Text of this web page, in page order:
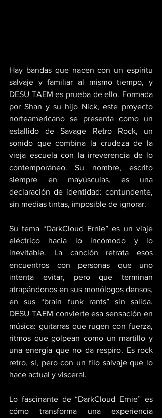
Hay bandas que nacen con un espíritu
salvaje y familiar al mismo tiempo, y
DESU TAEM es prueba de ello. Formada
por Shan y su hijo Nick, este proyecto
norteamericano se presenta como un
estallido de Savage Retro Rock, un
sonido que combina la crudeza de la
vieja escuela con la irreverencia de lo
contemporáneo. Su nombre, escrito
siempre en mayúsculas, es una
declaración de identidad: contundente,
sin medias tintas, imposible de ignorar.
Su tema “DarkCloud Ernie” es un viaje
eléctrico hacia lo incómodo y lo
inevitable. La canción retrata esos
encuentros con personas que uno
intenta evitar, pero que terminan
atrapándonos en sus monólogos densos,
en sus “brain funk rants” sin salida.
DESU TAEM convierte esa sensación en
música: guitarras que rugen con fuerza,
ritmos que golpean como un martillo y
una energía que no da respiro. Es rock
retro, sí, pero con un filo salvaje que lo
hace actual y visceral.
Lo fascinante de “DarkCloud Ernie” es
cómo transforma una experiencia